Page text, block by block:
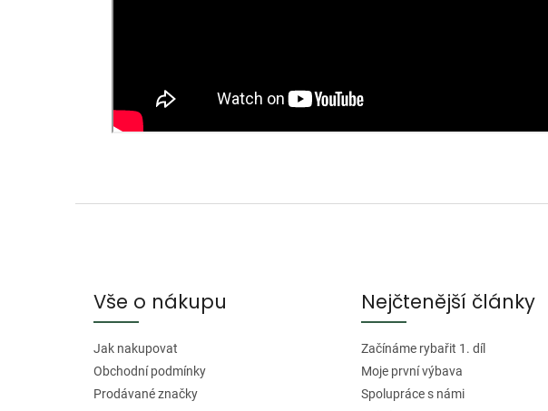
Vše o nákupu
Jak nakupovat
Obchodní podmínky
Prodávané značky
Nejčtenější články
Začínáme rybařit 1. díl
Moje první výbava
Spolupráce s námi